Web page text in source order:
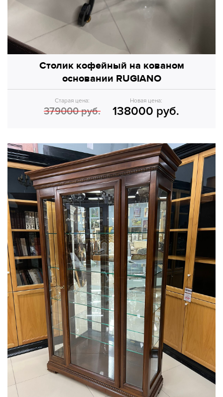
Столик кофейный на кованом
основании RUGIANO
Старая цена:
379000 руб.
Новая цена:
138000 руб.